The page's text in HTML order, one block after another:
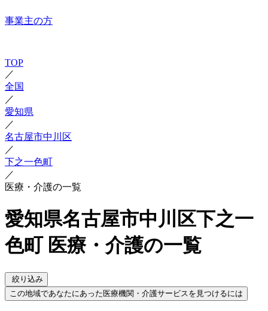
事業主の方
TOP
／
全国
／
愛知県
／
名古屋市中川区
／
下之一色町
／
医療・介護の一覧
愛知県名古屋市中川区下之一
色町 医療・介護の一覧
絞り込み
この地域であなたにあった医療機関・介護サービスを見つけるには